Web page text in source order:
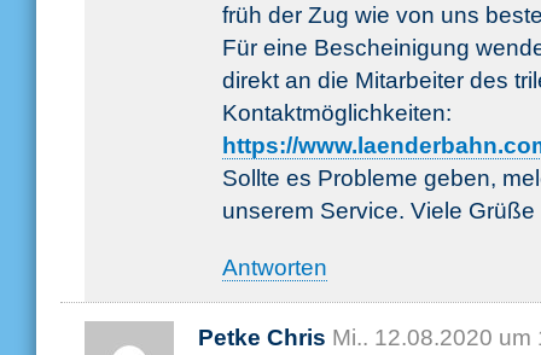
früh der Zug wie von uns
Für eine Bescheinigung
direkt an die Mitarbeiter des
Kontaktmöglichkeiten:
https://
Sollte es Probleme geben,
unserem Service. Viele Grüße
Antworten
Petke Chris Mi.. 12.08.2020 um